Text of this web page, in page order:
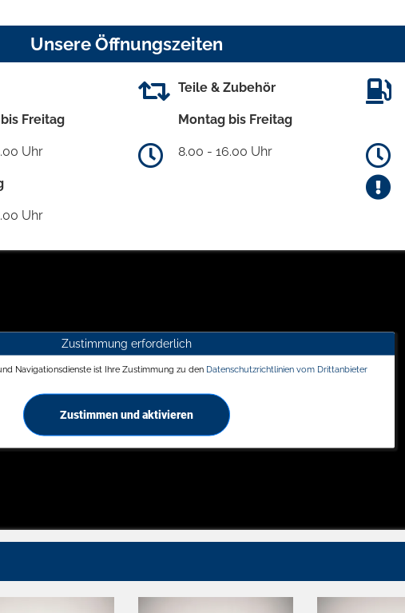
Unsere Öffnungszeiten
Freitag
Uhr
Uhr
Teile & Zubehör
Montag bis Freitag
8.00 - 16.00 Uhr
Zustimmung erforderlich
Navigationsdienste ist Ihre Zustimmung zu den Datenschutzrichtlinien vom Drittanbieter
Zustimmen und aktivieren